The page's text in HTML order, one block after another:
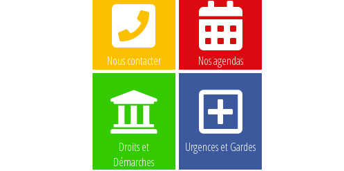
Nous contacter Nos agendas
Droits et
Démarches
Urgences et Gardes